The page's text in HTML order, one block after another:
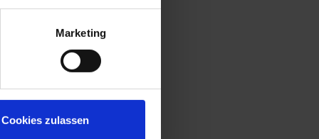
Marketing
Cookies zulassen